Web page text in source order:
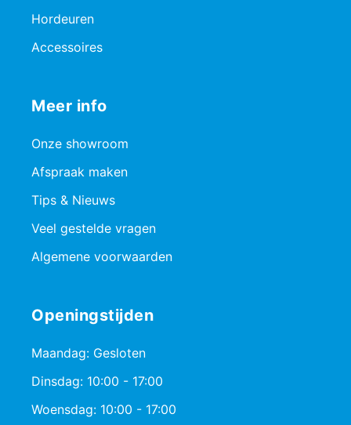
Hordeuren
Accessoires
Meer info
Onze showroom
Afspraak maken
Tips & Nieuws
Veel gestelde vragen
Algemene voorwaarden
Openingstijden
Maandag: Gesloten
Dinsdag: 10:00 - 17:00
Woensdag: 10:00 - 17:00